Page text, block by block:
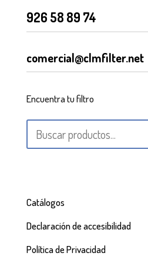
926 58 89 74
comercial@clmfilter.net
Encuentra tu filtro
Catálogos
Declaración de accesibilidad
Política de Privacidad